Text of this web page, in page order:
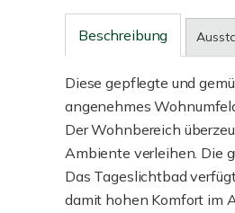
Beschreibung
Diese gepflegte und
angenehmes
Der Wohnbereich
Ambiente verleihen. Die
Das Tageslichtbad
damit hohen Komfort im